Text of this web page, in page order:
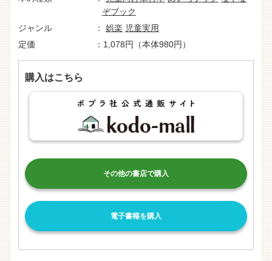
ぞブック
ジャンル
娯楽 児童実用
定価
1,078円（本体980円）
購入はこちら
その他の書店で購入
電子書籍を購入